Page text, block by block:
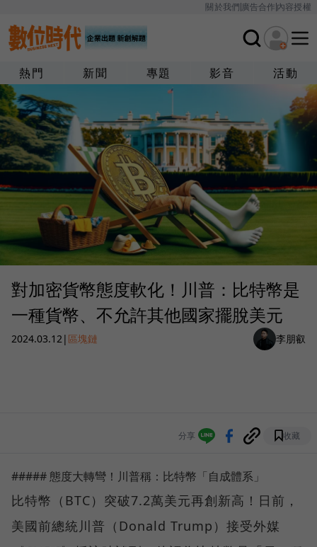
關於我們廣告合作內容授權
熱門 新聞 專題 影音 活動
對加密貨幣態度軟化！川普：比特幣是
一種貨幣、不允許其他國家擺脫美元
2024.03.12| 區塊鏈 李朋叡
分享 收藏
##### 態度大轉彎！川普稱：比特幣「自成體系」
比特幣（BTC）突破7.2萬美元再創新高！日前，
美國前總統川普（Donald Trump）接受外媒